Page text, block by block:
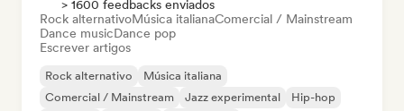
> 1600 feedbacks enviados
Rock alternativoMúsica italianaComercial / Mainstream
Dance musicDance pop
Escrever artigos
Rock alternativo
Música italiana
Comercial / Mainstream
Jazz experimental
Hip-hop